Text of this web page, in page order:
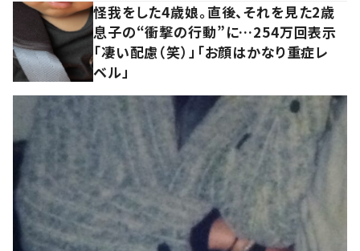
怪我をした4歳娘。直後、それを見た2歳
息子の“衝撃の行動”に…254万回表示
「凄い配慮（笑）」「お顔はかなり重症レ
ベル」